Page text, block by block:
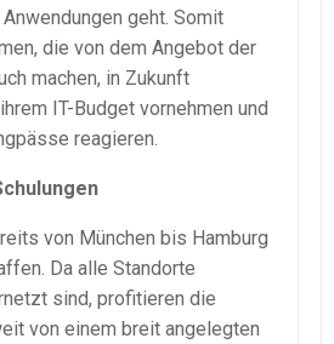
geht. Somit
die von dem Angebot der
machen, in Zukunft
IT-Budget vornehmen und
reagieren.
von München bis Hamburg
Da alle Standorte
sind, profitieren die
von einem breit angelegten